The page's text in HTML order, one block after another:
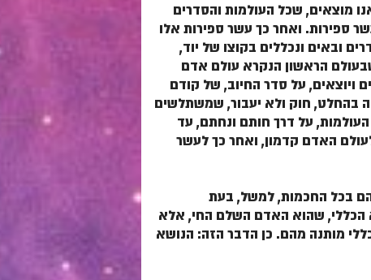
מוצאים, שכל העולמות והסדרים
ספירות. ואחר כך עשר ספירות אלו
ובאים ונכללים בקוצו של יוד,
הראשון הנקרא עולם אדם
ויוצאים, על סדר החיוב, של קודם
בהחלט, חוק ולא יעבור, שמשתלשים
על דרך חותם ונחתם, עד
האדם קדמון, ואחר כך לעשר
בכל החכמות, למשל, בעת
הכללי, שהוא האדם השלם החי, אלא
מותנה מהם. כן הדבר הזה: הנושא